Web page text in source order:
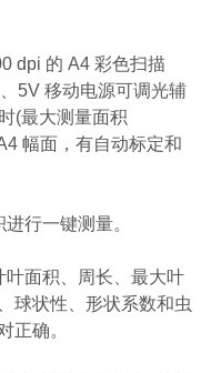
的 A4 彩色扫描
5V 移动电源可调光辅
(最大测量面积
幅面，有自动标定和
行一键测量。
面积、周长、最大叶
球状性、形状系数和虫
正确。